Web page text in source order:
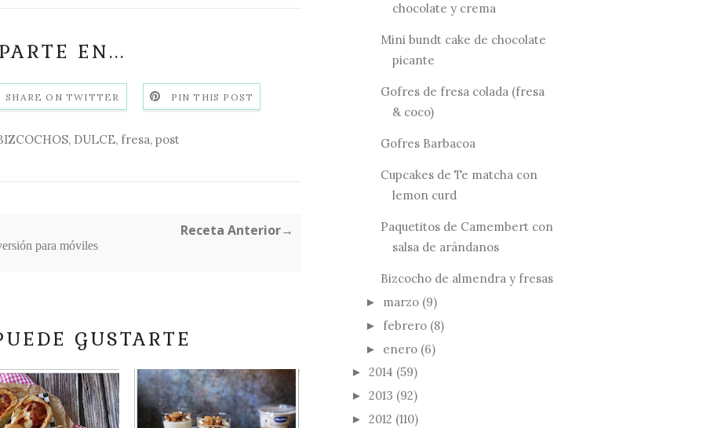
EN...
SHARE ON TWITTER PIN THIS POST
, DULCE, fresa, post
Receta Anterior→
para móviles
GUSTARTE
chocolate y crema
Mini bundt cake de chocolate
picante
Gofres de fresa colada (fresa
& coco)
Gofres Barbacoa
Cupcakes de Te matcha con
lemon curd
Paquetitos de Camembert con
salsa de arándanos
Bizcocho de almendra y fresas
► marzo (9)
► febrero (8)
► enero (6)
► 2014 (59)
► 2013 (92)
► 2012 (110)